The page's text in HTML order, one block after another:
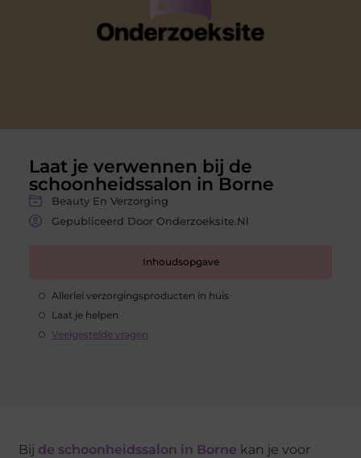
Laat je verwennen bij de
schoonheidssalon in Borne
Beauty En Verzorging
Gepubliceerd Door Onderzoeksite.nl
Inhoudsopgave
Allerlei verzorgingsproducten in huis
Laat je helpen
Veelgestelde vragen
Bij de schoonheidssalon in Borne kan je voor